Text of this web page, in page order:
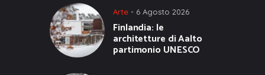
Arte 6 Agosto 2026
Finlandia: le
architetture di Aalto
partimonio UNESCO